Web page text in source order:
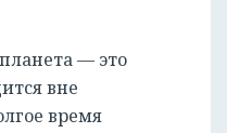
— это
вне
время